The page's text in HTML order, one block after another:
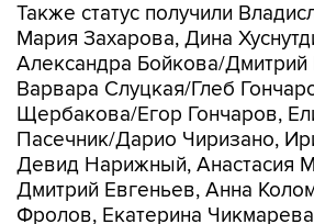
Также статус получили
Мария Захарова, Дина
Александра Бойкова/Дмитрий
Варвара Слуцкая/Глеб
Щербакова/Егор Гончаров,
Пасечник/Дарио Чиризано,
Девид Нарижный, Анастасия
Дмитрий Евгеньев, Анна
Фролов, Екатерина